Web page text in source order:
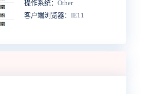
操作系统： Other
客户端浏览器： IE11